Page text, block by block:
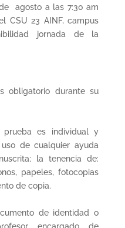
agosto a las 7:30 am
CSU 23 AINF, campus
jornada de la
obligatorio durante su
es individual y
de cualquier ayuda
la tenencia de:
papeles, fotocopias
de copia.
de identidad o